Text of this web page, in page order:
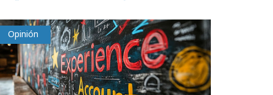
Opinión